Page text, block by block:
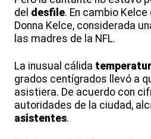
del desfile. En cambio
Donna Kelce, considerada
las madres de la NFL.
La inusual cálida
grados centígrados llevó a
asistiera. De acuerdo con
autoridades de la ciudad,
asistentes.